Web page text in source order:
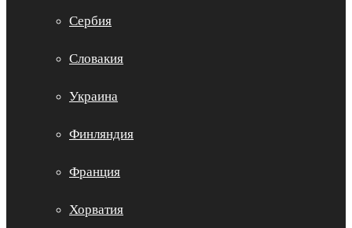
Сербия
Словакия
Украина
Финляндия
Франция
Хорватия